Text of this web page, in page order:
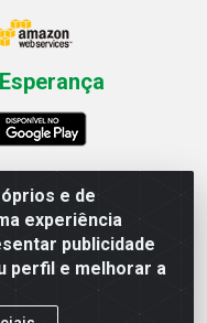
e de
experiência
publicidade
perfil e melhorar a
Caldas Filho, 291 -
335 - CNPJ
23